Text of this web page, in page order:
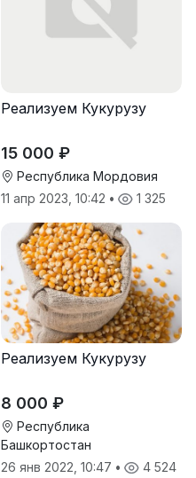
Реализуем Кукурузу
15 000 ₽
Республика Мордовия
11 апр 2023, 10:42 • 1 325
Реализуем Кукурузу
8 000 ₽
Республика
Башкортостан
26 янв 2022, 10:47 • 4 524